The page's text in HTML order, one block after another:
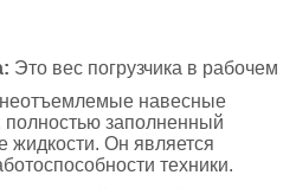
Это вес погрузчика в рабочем
навесные
заполненный
жидкости. Он является
техники.